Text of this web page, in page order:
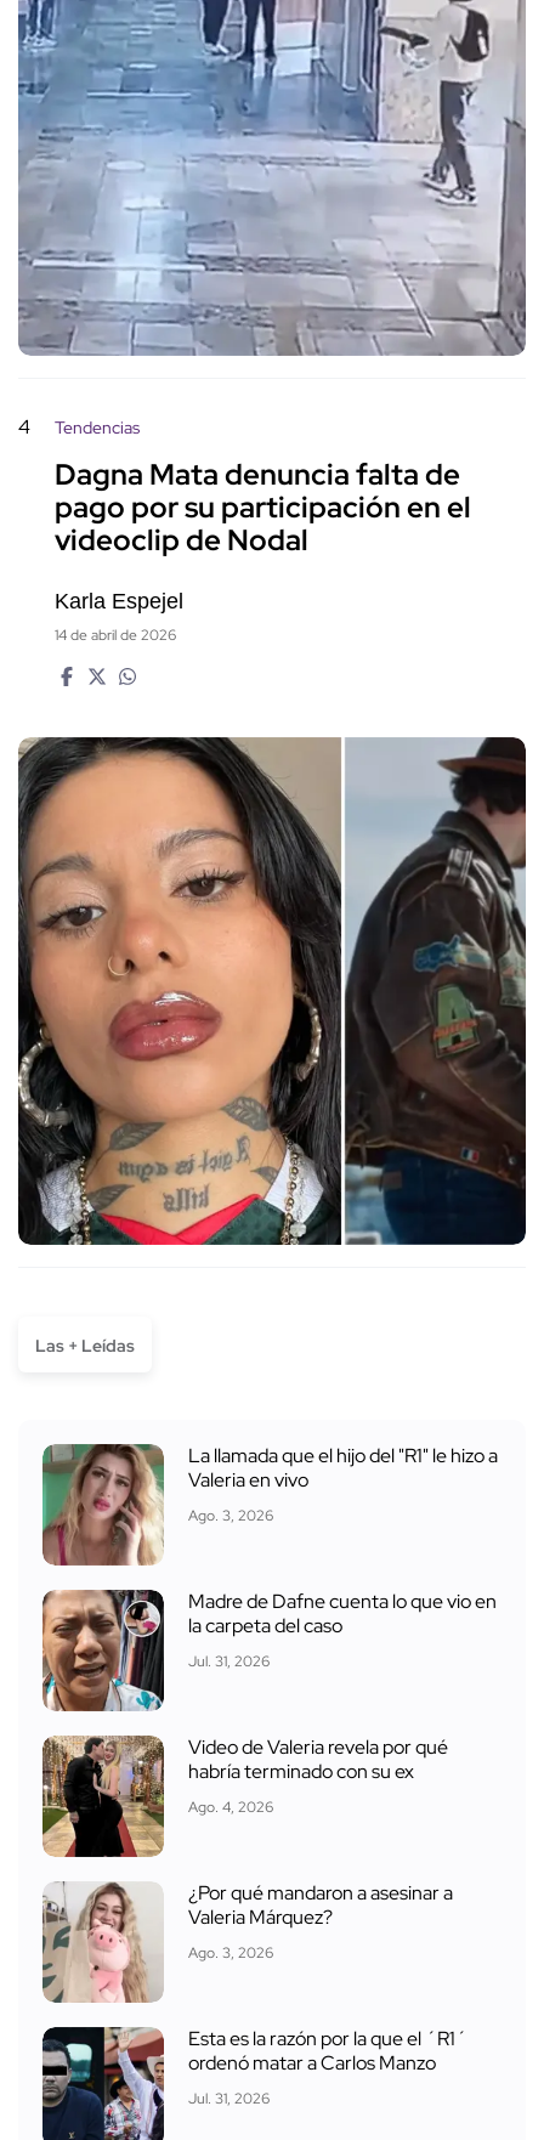
4 Tendencias
Dagna Mata denuncia falta de
pago por su participación en el
videoclip de Nodal
Karla Espejel
14 de abril de 2026
Las + Leídas
La llamada que el hijo del "R1" le hizo a
Valeria en vivo
Ago. 3, 2026
Madre de Dafne cuenta lo que vio en
la carpeta del caso
Jul. 31, 2026
Video de Valeria revela por qué
habría terminado con su ex
Ago. 4, 2026
¿Por qué mandaron a asesinar a
Valeria Márquez?
Ago. 3, 2026
Esta es la razón por la que el ´R1´
ordenó matar a Carlos Manzo
Jul. 31, 2026